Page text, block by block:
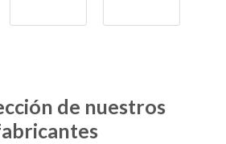
de nuestros